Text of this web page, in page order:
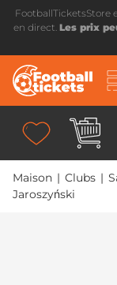
FootballTicketsStore
en direct. Les prix
Maison | Clubs |
Jaroszyński